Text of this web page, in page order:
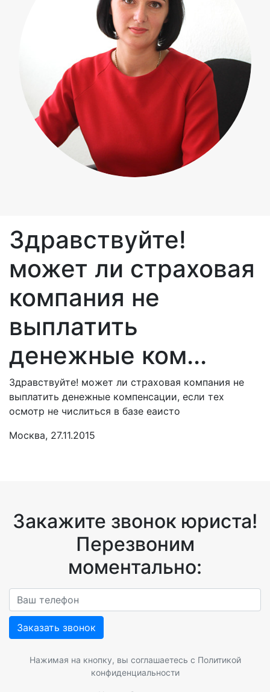
Здравствуйте!
может ли страховая
компания не
выплатить
денежные ком...
Здравствуйте! может ли страховая компания не
выплатить денежные компенсации, если тех
осмотр не числиться в базе еаисто
Москва, 27.11.2015
Закажите звонок юриста!
Перезвоним
моментально:
Заказать звонок
Нажимая на кнопку, вы соглашаетесь с Политикой
конфиденциальности